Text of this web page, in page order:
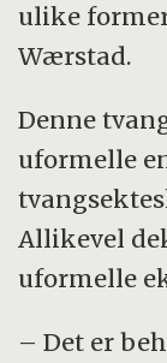
ulike
Wærstad.
Denne
uformelle
Allikevel
uformelle
– Det er